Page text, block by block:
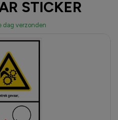
STICKER
dag verzonden